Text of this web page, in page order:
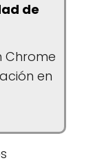
de
Chrome
en